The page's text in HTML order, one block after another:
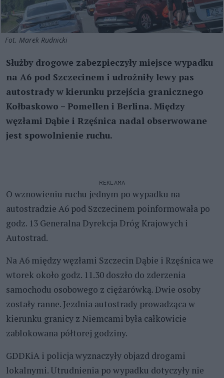
Fot. Marek Rudnicki
Służby drogowe zabezpieczyły miejsce wypadku
na A6 pod Szczecinem i udrożniły lewy pas
autostrady w kierunku przejścia granicznego
Kołbaskowo – Pomellen i Berlina. Między
węzłami Dąbie i Rzęśnica nadal obserwowane
jest spowolnienie ruchu.
REKLAMA
O wznowieniu ruchu jednym po wypadku na
autostradzie A6 pod Szczecinem poinformowała po
godz. 13 Generalna Dyrekcja Dróg Krajowych i
Autostrad.
Na A6 między węzłami Szczecin Dąbie i Rzęśnica we
wtorek około godz. 11.30 doszło do zderzenia
samochodu osobowego z ciężarówką. Dwie osoby
zostały ranne. Jezdnia autostrady prowadząca w
kierunku granicy z Niemcami była całkowicie
zablokowana półtorej godziny.
GDDKiA i policja wyznaczyły objazd drogami
lokalnymi. Utrudnienia po wypadku dotyczyły nie